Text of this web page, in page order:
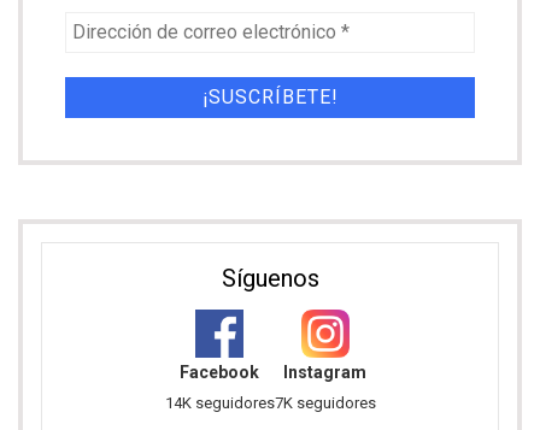
Síguenos
14K seguidores7K seguidores
Descuento en Heymondo, tu seguro de
viaje